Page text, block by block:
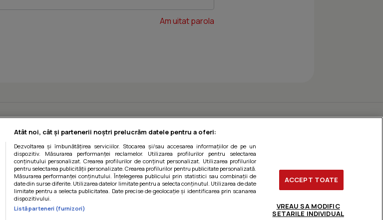
Am uitat parola
Atât noi, cât și partenerii noștri prelucrăm datele pentru a oferi:
Dezvoltarea și îmbunătățirea serviciilor. Stocarea și/sau accesarea informațiilor de pe un
dispozitiv. Măsurarea performanței reclamelor. Utilizarea profilurilor pentru selectarea
conținutului personalizat. Crearea profilurilor de conținut personalizat. Utilizarea profilurilor
pentru selectarea publicității personalizate. Crearea profilurilor pentru publicitate personalizată.
Măsurarea performanței conținutului. Înțelegerea publicului prin statistici sau combinații de
date din surse diferite. Utilizarea datelor limitate pentru a selecta conținutul. Utilizarea de date
limitate pentru a selecta publicitatea. Date precise de geolocație și identificarea prin scanarea
dispozitivului.
Listă parteneri (furnizori)
ACCEPT TOATE
VREAU SA MODIFIC
SETARILE INDIVIDUAL